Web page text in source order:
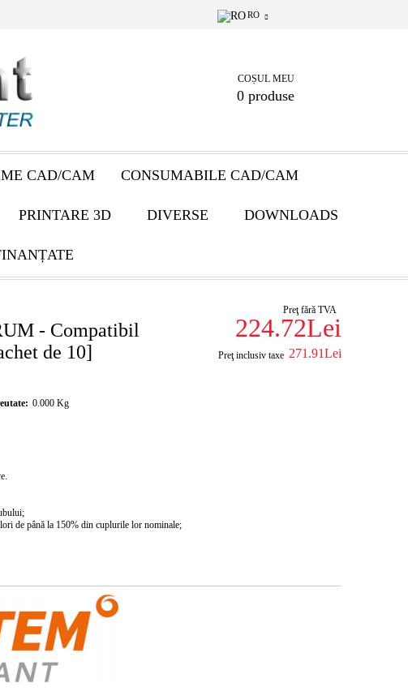
RO
COȘUL MEU
0 produse
CAD/CAM CONSUMABILE CAD/CAM
PRINTARE 3D DIVERSE DOWNLOADS
- Compatibil
de 10]
Preţ fără TVA
224.72Lei
Preţ inclusiv taxe 271.91Lei
0.000 Kg
de până la 150% din cuplurile lor nominale;